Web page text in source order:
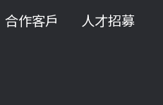
合作客戶
人才招募